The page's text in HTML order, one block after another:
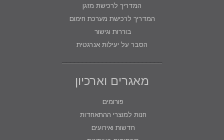
המדריך לרכישת מזגן
המדריך לרכישת מערכת חימום
בוררות וגישור
הסבר על יעילות אנרגטית
מאגרים וארכיון
פורומים
חנות למוצרי ההתאחדות
חדשות ואירועים